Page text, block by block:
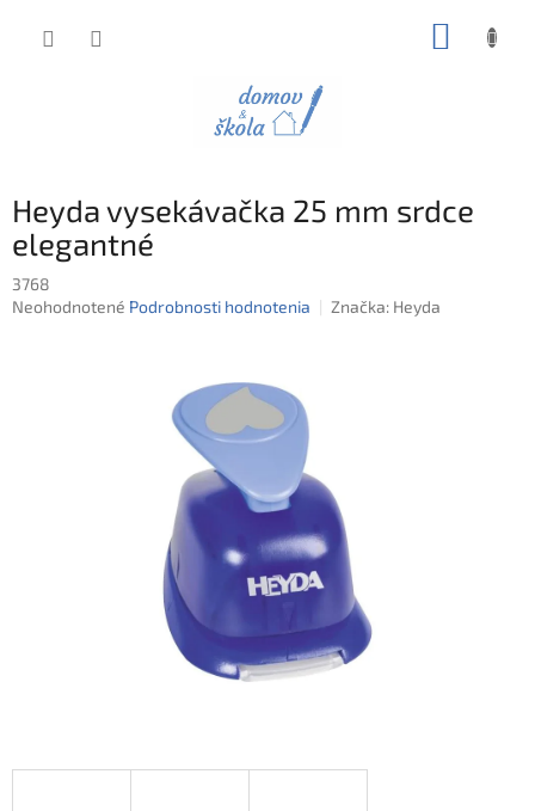
Heyda vysekávačka 25 mm srdce
elegantné
3768
Priemerné
Neohodnotené Podrobnosti hodnotenia Značka: Heyda